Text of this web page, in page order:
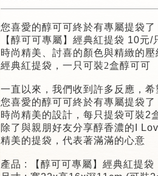
您喜愛的醇可可終於有專屬提袋了
【醇可可專屬】經典紅提袋 10元/
時尚精美、討喜的顏色與精緻的壓
經典紅提袋，一只可裝2盒醇可可
一直以來，我們收到許多反應，
您喜愛的醇可可終於有專屬提袋了
時尚精美的設計，每只提袋可裝2
除了與親朋好友分享醇香濃的 I
精美的提袋，代表著滿滿的心意
產品 :
【醇可可專屬】經典紅提袋